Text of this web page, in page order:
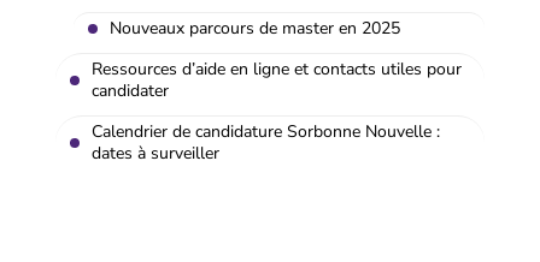
Nouveaux parcours de master en 2025
Ressources d’aide en ligne et contacts utiles pour
candidater
Calendrier de candidature Sorbonne Nouvelle :
dates à surveiller